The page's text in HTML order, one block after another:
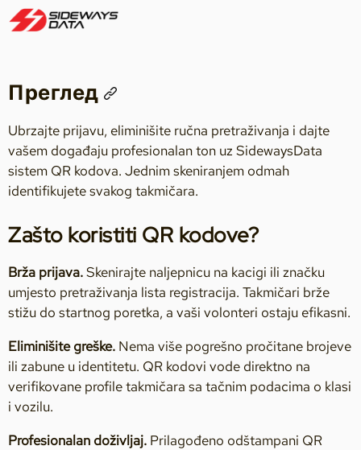
Преглед
Ubrzajte prijavu, eliminišite ručna pretraživanja i dajte
vašem događaju profesionalan ton uz SidewaysData
sistem QR kodova. Jednim skeniranjem odmah
identifikujete svakog takmičara.
Zašto koristiti QR kodove?
Brža prijava.Skenirajte naljepnicu na kacigi ili značku
umjesto pretraživanja lista registracija. Takmičari brže
stižu do startnog poretka, a vaši volonteri ostaju efikasni.
Eliminišite greške. Nema više pogrešno pročitane brojeve
ili zabune u identitetu. QR kodovi vode direktno na
verifikovane profile takmičara sa tačnim podacima o klasi
i vozilu.
Profesionalan doživljaj. Prilagođeno odštampani QR